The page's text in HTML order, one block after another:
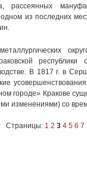
рассеянных
из последних
В 1817 г. в
городе» Кракове
изменениями) со
Страницы: 1 2 3 4 5 6 7